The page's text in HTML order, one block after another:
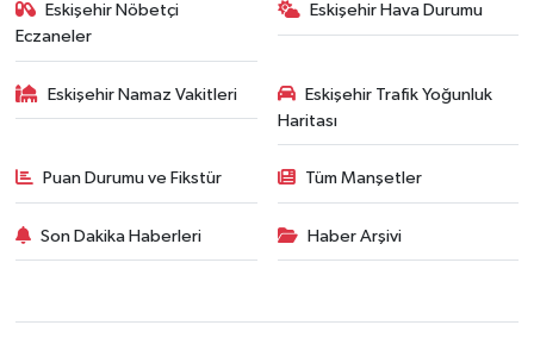
Eskişehir Nöbetçi
Eczaneler
Eskişehir Hava Durumu
Eskişehir Namaz Vakitleri
Eskişehir Trafik Yoğunluk
Haritası
Puan Durumu ve Fikstür Tüm Manşetler
Son Dakika Haberleri Haber Arşivi